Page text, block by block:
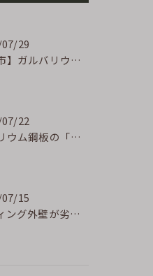
29
【静岡市】ガルバリウム外壁のサビ補修｜タッチアップ塗装の手順を職人が解説
22
ガルバリウム鋼板の「傷」と「チョーキング」、実は深くつながっています
15
サイディング外壁が劣化するのはなぜ?よくある原因と塗り替えのサイン